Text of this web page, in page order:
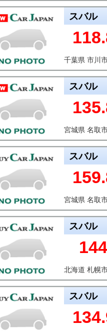
スバル
千葉県 市川
スバル
宮城県 名取
スバル
宮城県 名取
スバル
144
北海道 札幌
スバル